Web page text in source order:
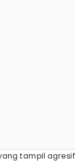
tampil agresif